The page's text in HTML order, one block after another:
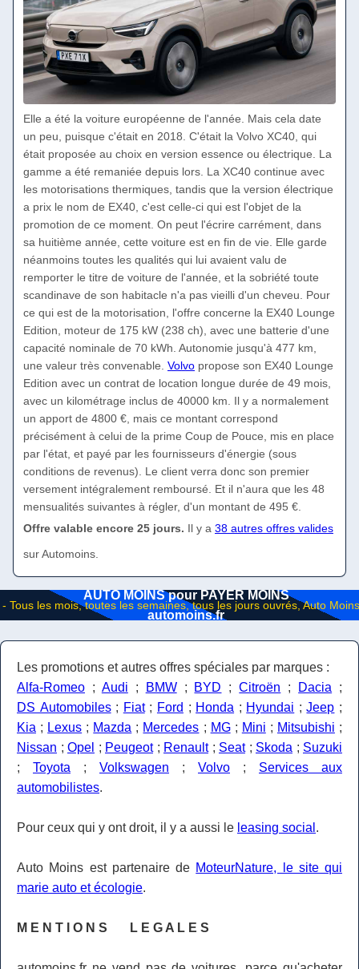
Elle a été la voiture européenne de l'année. Mais cela date
un peu, puisque c'était en 2018. C'était la Volvo XC40, qui
était proposée au choix en version essence ou électrique. La
gamme a été remaniée depuis lors. La XC40 continue avec
les motorisations thermiques, tandis que la version électrique
a prix le nom de EX40, c'est celle-ci qui est l'objet de la
promotion de ce moment. On peut l'écrire carrément, dans
sa huitième année, cette voiture est en fin de vie. Elle garde
néanmoins toutes les qualités qui lui avaient valu de
remporter le titre de voiture de l'année, et la sobriété toute
scandinave de son habitacle n'a pas vieilli d'un cheveu. Pour
ce qui est de la motorisation, l'offre concerne la EX40 Lounge
Edition, moteur de 175 kW (238 ch), avec une batterie d'une
capacité nominale de 70 kWh. Autonomie jusqu'à 477 km,
une valeur très convenable. Volvo propose son EX40 Lounge
Edition avec un contrat de location longue durée de 49 mois,
avec un kilométrage inclus de 40000 km. Il y a normalement
un apport de 4800 €, mais ce montant correspond
précisément à celui de la prime Coup de Pouce, mis en place
par l'état, et payé par les fournisseurs d'énergie (sous
conditions de revenus). Le client verra donc son premier
versement intégralement remboursé. Et il n'aura que les 48
mensualités suivantes à régler, d'un montant de 495 €.
Offre valable encore 25 jours. Il y a 38 autres offres valides
sur Automoins.
AUTO MOINS pour PAYER MOINS
automoins.fr
Les promotions et autres offres spéciales par marques :
Alfa-Romeo ; Audi ; BMW; BYD ;Citroën ; Dacia ;
DS Automobiles; Fiat; Ford ; Honda ; Hyundai ;Jeep ;
Kia ; Lexus ; Mazda ; Mercedes ; MG; Mini ; Mitsubishi ;
Nissan ; Opel ; Peugeot; Renault; Seat; Skoda ; Suzuki
; Toyota ; Volkswagen ; Volvo ; Services aux
automobilistes.
Pour ceux qui y ont droit, il y a aussi le leasing social .
Auto Moins est partenaire de MoteurNature, le site qui
marie auto et écologie.
M E N T I O N S L E G A L E S